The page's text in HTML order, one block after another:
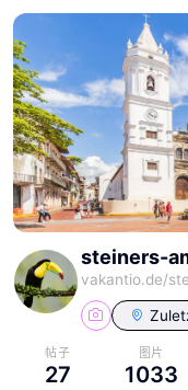
steiners-
vakantio.de/
帖子
27
图片
1033